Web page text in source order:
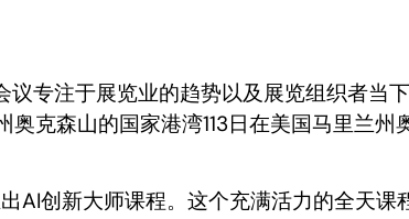
专注于展览业的趋势以及展览组织者当
克森山的国家港湾113日在美国马里兰州
创新大师课程。这个充满活力的全天课